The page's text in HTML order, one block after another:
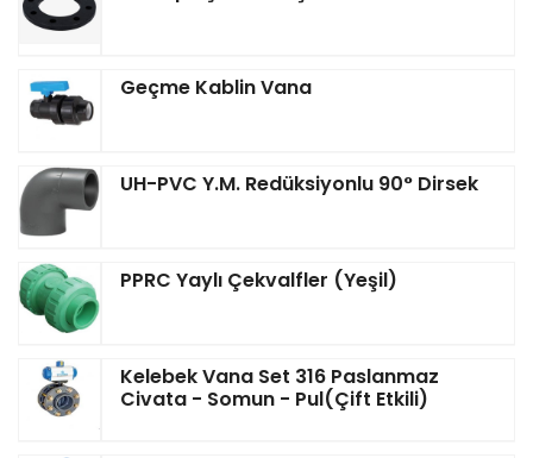
Geçme Kablin Vana
UH-PVC Y.M. Redüksiyonlu 90° Dirsek
PPRC Yaylı Çekvalfler (Yeşil)
Kelebek Vana Set 316 Paslanmaz
Civata - Somun - Pul(Çift Etkili)